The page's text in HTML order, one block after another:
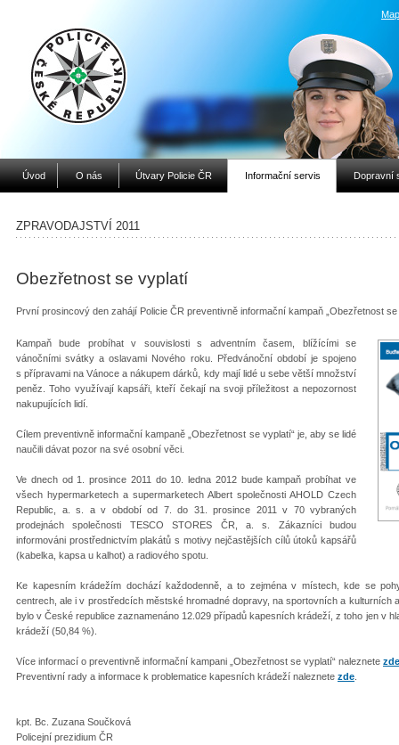
Úvod O nás Útvary Policie ČR Informační servis Dopravní
ZPRAVODAJSTVÍ 2011
Obezřetnost se vyplatí
První prosincový den zahájí Policie ČR preventivně informační kampaň „Obezřetnost
Kampaň bude probíhat v souvislosti s adventním časem, blížícími se
vánočními svátky a oslavami Nového roku. Předvánoční období je spojeno
s přípravami na Vánoce a nákupem dárků, kdy mají lidé u sebe větší množství
peněz. Toho využívají kapsáři, kteří čekají na svoji příležitost a nepozornost
nakupujících lidí.
Cílem preventivně informační kampaně „Obezřetnost se vyplatí“ je, aby se lidé
naučili dávat pozor na své osobní věci.
Ve dnech od 1. prosince 2011 do 10. ledna 2012 bude kampaň probíhat ve
všech hypermarketech a supermarketech Albert společnosti AHOLD Czech
Republic, a. s. a v období od 7. do 31. prosince 2011 v 70 vybraných
prodejnách společnosti TESCO STORES ČR, a. s. Zákazníci budou
informováni prostřednictvím plakátů s motivy nejčastějších cílů útoků kapsářů
(kabelka, kapsa u kalhot) a radiového spotu.
Ke kapesním krádežím dochází každodenně, a to zejména v místech, kde se
centrech, ale i v prostředcích městské hromadné dopravy, na sportovních a kulturních
bylo v České republice zaznamenáno 12.029 případů kapesních krádeží, z toho jen v
krádeží (50,84 %).
Více informací o preventivně informační kampani „Obezřetnost se vyplatí“ naleznete zde
Preventivní rady a informace k problematice kapesních krádeží naleznete zde
kpt. Bc. Zuzana Součková
Policejní prezidium ČR